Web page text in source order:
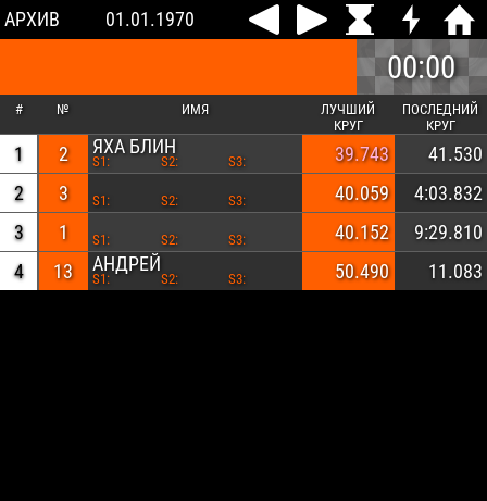
АРХИВ 01.01.1970
00:00
# № ИМЯ
ЛУЧШИЙ
КРУГ
ПОСЛЕДНИЙ
КРУГ
1 2 ЯХА БЛИН
S1: S2: S3: 39.743
41.530
2
3 S1: S2: S3: 40.059
4:03.832
3
1 S1: S2: S3: 40.152
9:29.810
4
13 АНДРЕЙ
S1: S2: S3: 50.490 11.083